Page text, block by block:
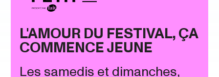
L'AMOUR DU FESTIVAL, ÇA
COMMENCE JEUNE
Les samedis et dimanches,